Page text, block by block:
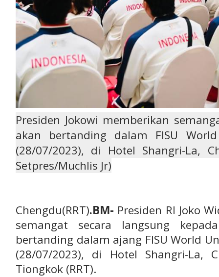
Presiden Jokowi memberikan
akan bertanding dalam FISU
(28/07/2023), di Hotel Shangri-La,
Setpres/Muchlis Jr)
Chengdu(RRT).BM- Presiden RI Joko
semangat secara langsung
bertanding dalam ajang FISU World
(28/07/2023), di Hotel Shangri-La,
Tiongkok (RRT).